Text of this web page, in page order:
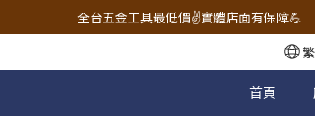
🔧電動工具&五金唯一首選 宇慶五金網拍🔧
全台五金工具最低價✌️實體店面有保障💪
配有專業維修部門🔧品質保修一年📌
🔧電動工具&五金唯一首選 宇慶五金網拍🔧
首頁